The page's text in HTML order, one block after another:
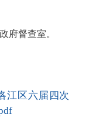
府督查室。
江区六届四次